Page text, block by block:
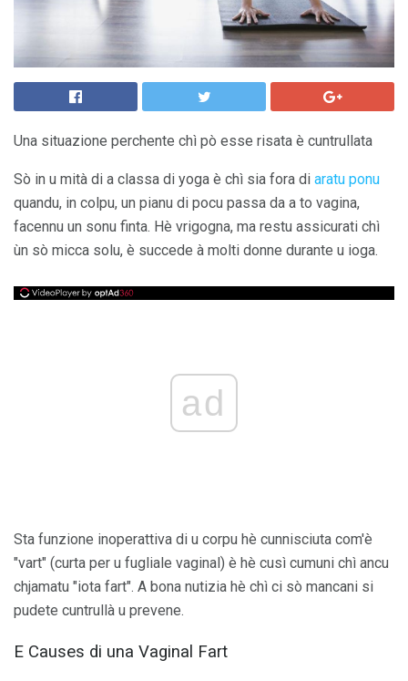
Una situazione perchente chì pò esse risata è cuntrullata
Sò in u mità di a classa di yoga è chì sia fora di aratu ponu
quandu, in colpu, un pianu di pocu passa da a to vagina,
facennu un sonu finta. Hè vrigogna, ma restu assicurati chì
ùn sò micca solu, è succede à molti donne durante u ioga.
ad
Sta funzione inoperattiva di u corpu hè cunnisciuta com'è
"vart" (curta per u fugliale vaginal) è hè cusì cumuni chì ancu
chjamatu "iota fart". A bona nutizia hè chì ci sò mancani si
pudete cuntrullà u prevene.
E Causes di una Vaginal Fart